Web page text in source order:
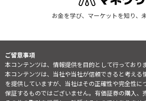
お金を学び、マーケットを知り、
ご留意事項
本コンテンツは、情報提供を目的として行っておりま
本コンテンツは、当社や当社が信頼できると考える
を提供していますが、当社はその正確性や完全性に
保証するものではございません。有価証券の購入、